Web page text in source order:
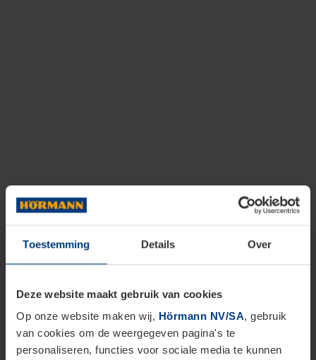
Toestemming Details Over
Deze website maakt gebruik van cookies
Op onze website maken wij, Hörmann NV/SA, gebruik
van cookies om de weergegeven pagina's te
personaliseren, functies voor sociale media te kunnen